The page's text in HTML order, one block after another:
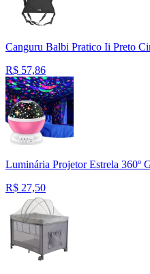
Canguru Balbi Pratico Ii Preto
R$ 57,86
Luminária Projetor Estrela 360º
R$ 27,50